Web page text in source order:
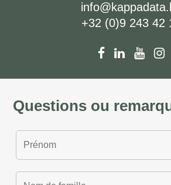
+32 (0)9 243 42
Questions ou